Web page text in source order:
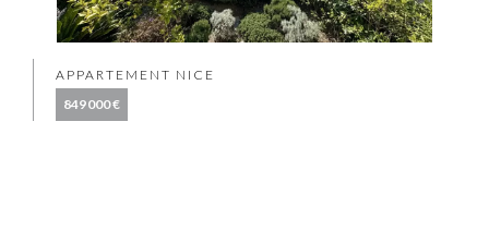
APPARTEMENT NICE
849 000 €